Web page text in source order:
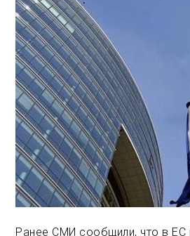
Ранее СМИ сообщили, что в ЕС